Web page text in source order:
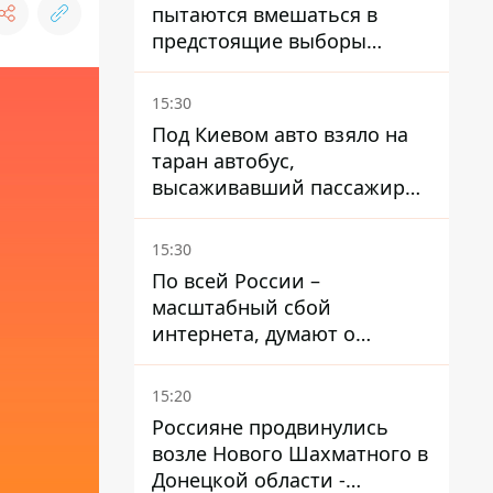
пытаются вмешаться в
предстоящие выборы
президента благодаря
ботам
15:30
Под Киевом авто взяло на
таран автобус,
высаживавший пассажиров
на остановке - пассажир в
больнице
15:30
По всей России –
масштабный сбой
интернета, думают о
причинах
15:20
Россияне продвинулись
возле Нового Шахматного в
Донецкой области -